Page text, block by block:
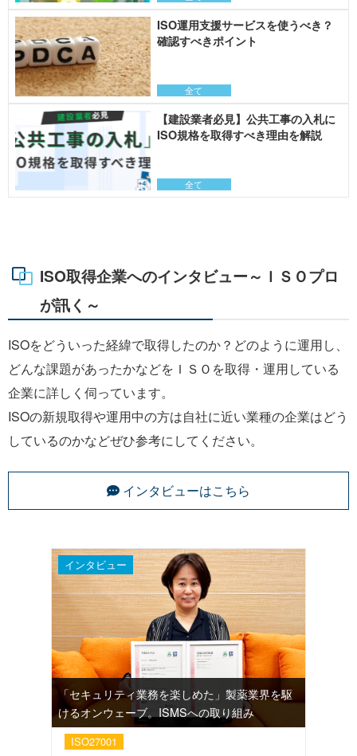
全て
ISO運用支援サービスを使うべき？
確認すべきポイント
全て
【建設業者必見】公共工事の入札に
ISO規格を取得すべき理由を解説
ISO取得企業へのインタビュー～ＩＳＯプロ
が訊く～
ISOをどういった経緯で取得したのか？どのように運用し、
どんな課題があったかなどをＩＳＯを取得・運用している
企業に詳しく伺っています。
ISOの新規取得や運用中の方は自社に近い業種の企業はどう
しているのかなどぜひ参考にしてください。
インタビューはこちら
インタビュー
「セキュリティ業務を楽しめた」製薬業界を駆
けるオンウェーブ。ISMSへの取り組み
ISO27001